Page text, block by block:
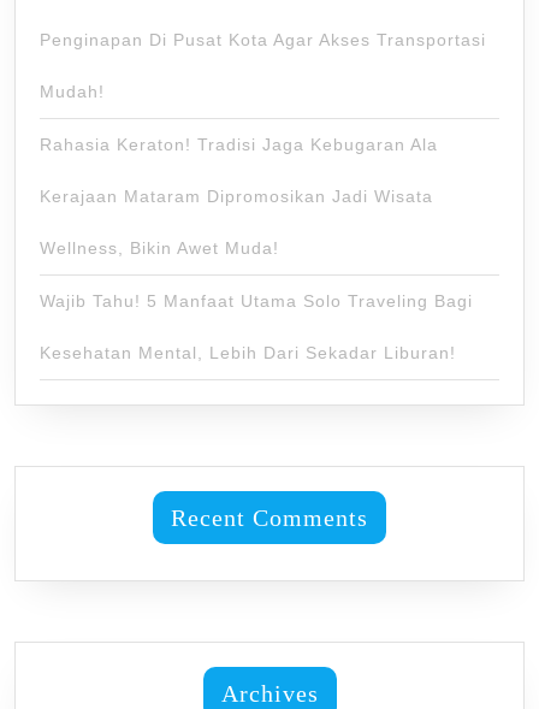
Penginapan Di Pusat Kota Agar Akses Transportasi
Mudah!
Rahasia Keraton! Tradisi Jaga Kebugaran Ala
Kerajaan Mataram Dipromosikan Jadi Wisata
Wellness, Bikin Awet Muda!
Wajib Tahu! 5 Manfaat Utama Solo Traveling Bagi
Kesehatan Mental, Lebih Dari Sekadar Liburan!
Recent Comments
Archives